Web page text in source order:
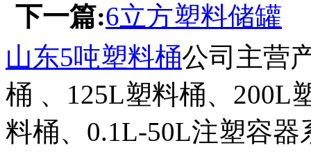
下一篇:6立方塑料储罐
山东5吨塑料桶公司主营
桶 、125L塑料桶、200L
料桶、0.1L-50L注塑容